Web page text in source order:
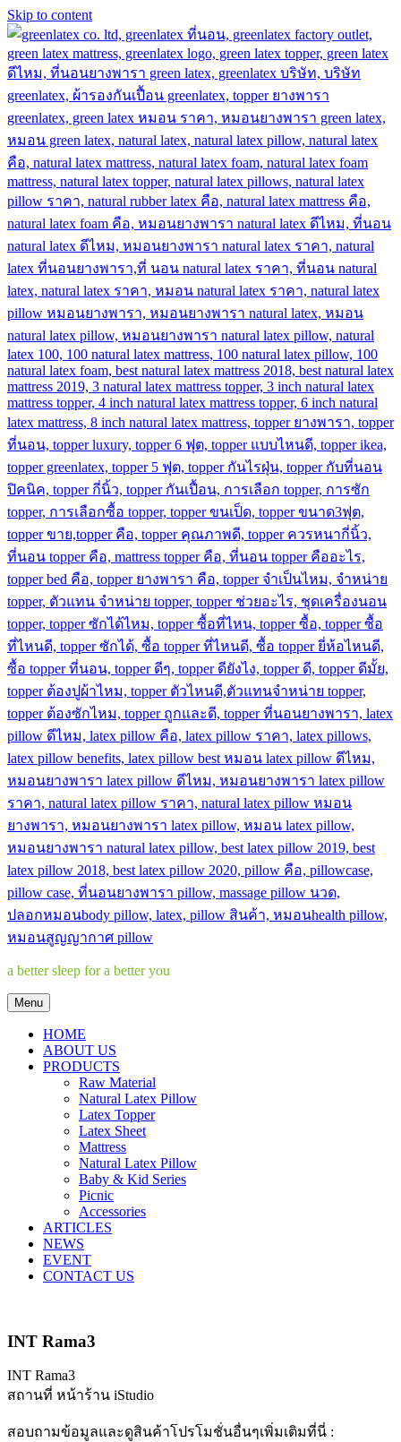
Skip to content
a better sleep for a better you
Menu
HOME
ABOUT US
PRODUCTS
Raw Material
Natural Latex Pillow
Latex Topper
Latex Sheet
Mattress
Natural Latex Pillow
Baby & Kid Series
Picnic
Accessories
ARTICLES
NEWS
EVENT
CONTACT US
INT Rama3
INT Rama3
สถานที่ หน้าร้าน iStudio
สอบถามข้อมูลและดูสินค้าโปรโมชั่นอื่นๆเพิ่มเติมที่นี่ :